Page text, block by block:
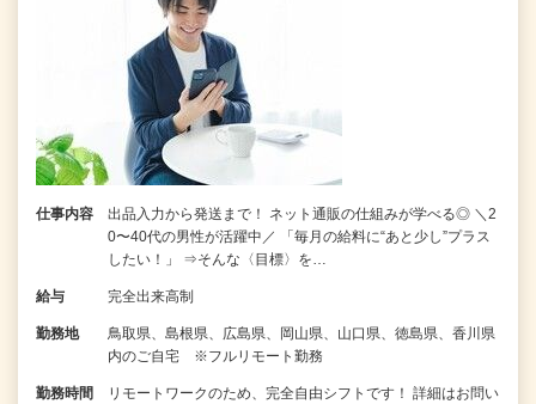
仕事内容
出品入力から発送まで！ ネット通販の仕組みが学べる◎ ＼2
0〜40代の男性が活躍中／ 「毎月の給料に“あと少し”プラス
したい！」 ⇒そんな〈目標〉を…
給与 完全出来高制
勤務地
鳥取県、島根県、広島県、岡山県、山口県、徳島県、香川県
内のご自宅 ※フルリモート勤務
勤務時間
リモートワークのため、完全自由シフトです！ 詳細はお問い